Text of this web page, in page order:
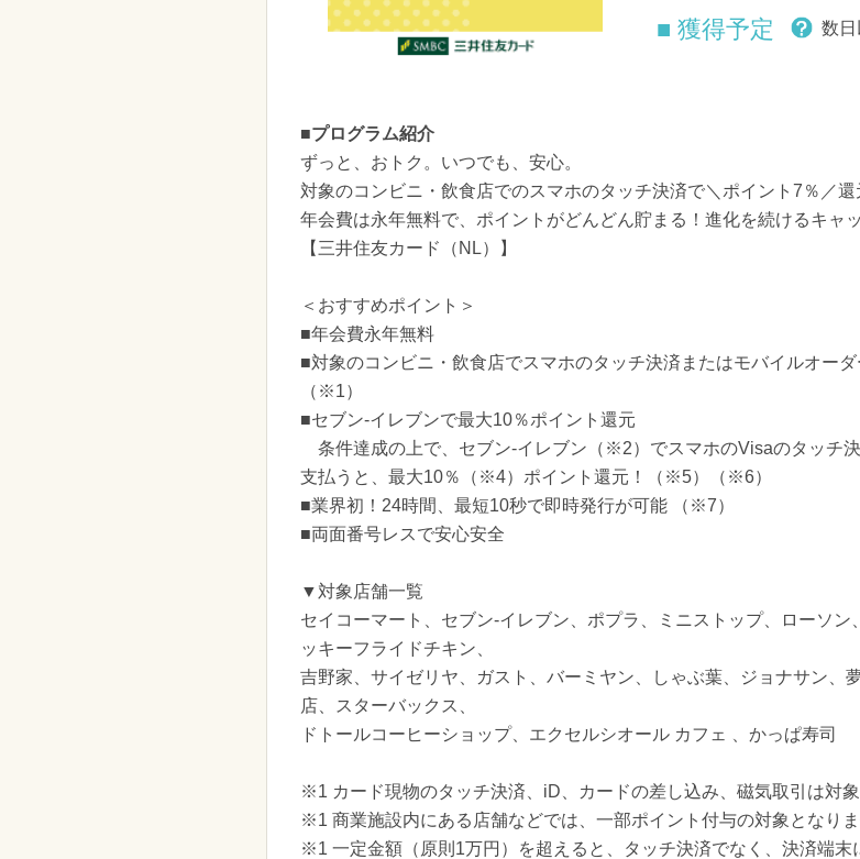
■ 獲得予定 数日
■プログラム紹介
ずっと、おトク。いつでも、安心。
対象のコンビニ・飲食店でのスマホのタッチ決済で＼ポイント7％／還
年会費は永年無料で、ポイントがどんどん貯まる！進化を続けるキャ
【三井住友カード（NL）】
＜おすすめポイント＞
■年会費永年無料
■対象のコンビニ・飲食店でスマホのタッチ決済またはモバイルオー
（※1）
■セブン-イレブンで最大10％ポイント還元
条件達成の上で、セブン-イレブン（※2）でスマホのVisaのタッチ
支払うと、最大10％（※4）ポイント還元！（※5）（※6）
■業界初！24時間、最短10秒で即時発行が可能 （※7）
■両面番号レスで安心安全
▼対象店舗一覧
セイコーマート、セブン‐イレブン、ポプラ、ミニストップ、ローソ
ッキーフライドチキン、
吉野家、サイゼリヤ、ガスト、バーミヤン、しゃぶ葉、ジョナサン、
店、スターバックス、
ドトールコーヒーショップ、エクセルシオール カフェ 、かっぱ寿司
※1 カード現物のタッチ決済、iD、カードの差し込み、磁気取引は対象
※1 商業施設内にある店舗などでは、一部ポイント付与の対象となりま
※1 一定金額（原則1万円）を超えると、タッチ決済でなく、決済端